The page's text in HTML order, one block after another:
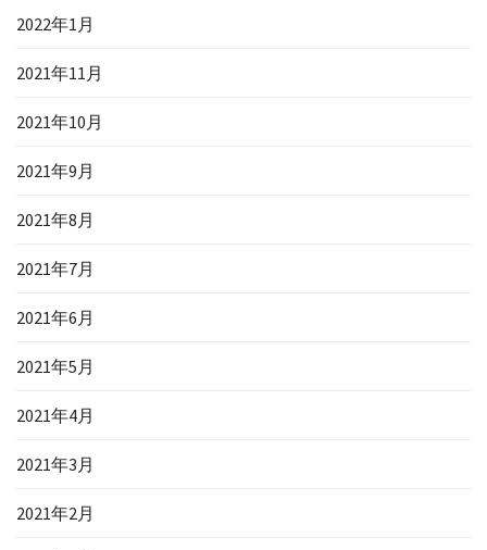
2022年1月
2021年11月
2021年10月
2021年9月
2021年8月
2021年7月
2021年6月
2021年5月
2021年4月
2021年3月
2021年2月